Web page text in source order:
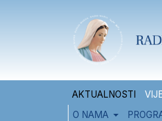
AKTUALNOSTI
O NAMA